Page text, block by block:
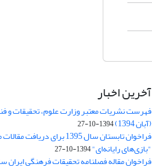
آخرین اخبار
فهرست نشریات معتبر وزارت علوم، تحقیقات و
(آبان 1394) 1394-10-27
فراخوان تابستان سال 1395 برای دریافت
"بازی‌های رایانه‌ای"1394-10-27